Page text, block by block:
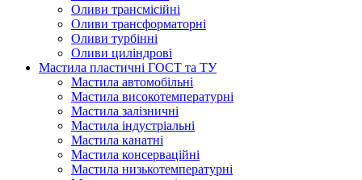
Оливи трансмісійні
Оливи трансформаторні
Оливи турбінні
Оливи циліндрові
Мастила пластичні ГОСТ та ТУ
Мастила автомобільні
Мастила високотемпературні
Мастила залізничні
Мастила індустріальні
Мастила канатні
Мастила консерваційні
Мастила низькотемпературні